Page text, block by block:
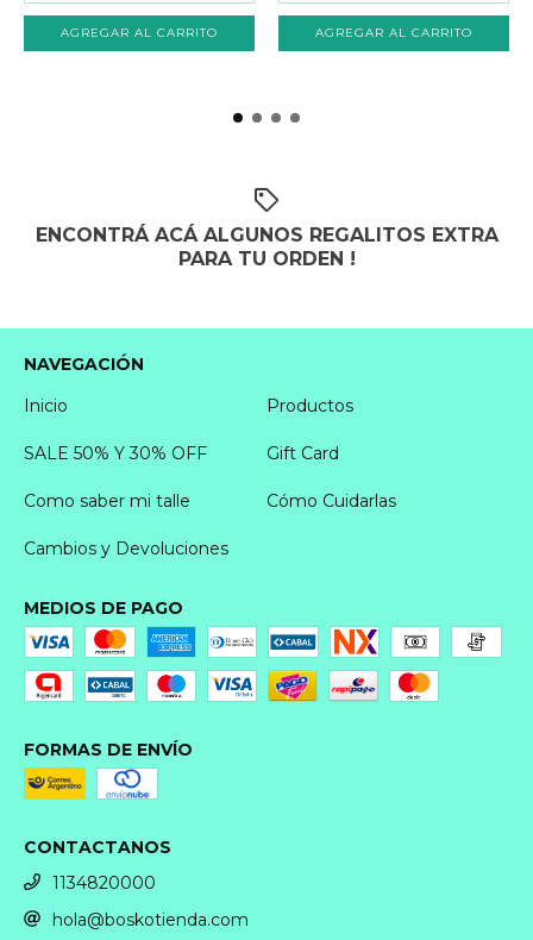
AGREGAR AL CARRITO AGREGAR AL CARRITO
ENCONTRÁ ACÁ ALGUNOS REGALITOS EXTRA
PARA TU ORDEN !
NAVEGACIÓN
Inicio
Productos
SALE 50% Y 30% OFF Gift Card
Como saber mi talle Cómo Cuidarlas
Cambios y Devoluciones
MEDIOS DE PAGO
FORMAS DE ENVÍO
CONTACTANOS
1134820000
hola@boskotienda.com